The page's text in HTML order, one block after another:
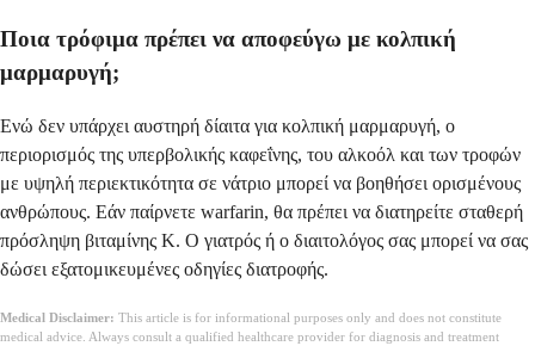
Ποια τρόφιμα πρέπει να αποφεύγω με κολπική
μαρμαρυγή;
Ενώ δεν υπάρχει αυστηρή δίαιτα για κολπική μαρμαρυγή, ο
περιορισμός της υπερβολικής καφεΐνης, του αλκοόλ και των τροφών
με υψηλή περιεκτικότητα σε νάτριο μπορεί να βοηθήσει ορισμένους
ανθρώπους. Εάν παίρνετε warfarin, θα πρέπει να διατηρείτε σταθερή
πρόσληψη βιταμίνης Κ. Ο γιατρός ή ο διαιτολόγος σας μπορεί να σας
δώσει εξατομικευμένες οδηγίες διατροφής.
Medical Disclaimer: This article is for informational purposes only and does not constitute
medical advice. Always consult a qualified healthcare provider for diagnosis and treatment